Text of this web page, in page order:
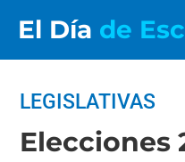
El Día de
LEGISLATIVAS
Elecciones